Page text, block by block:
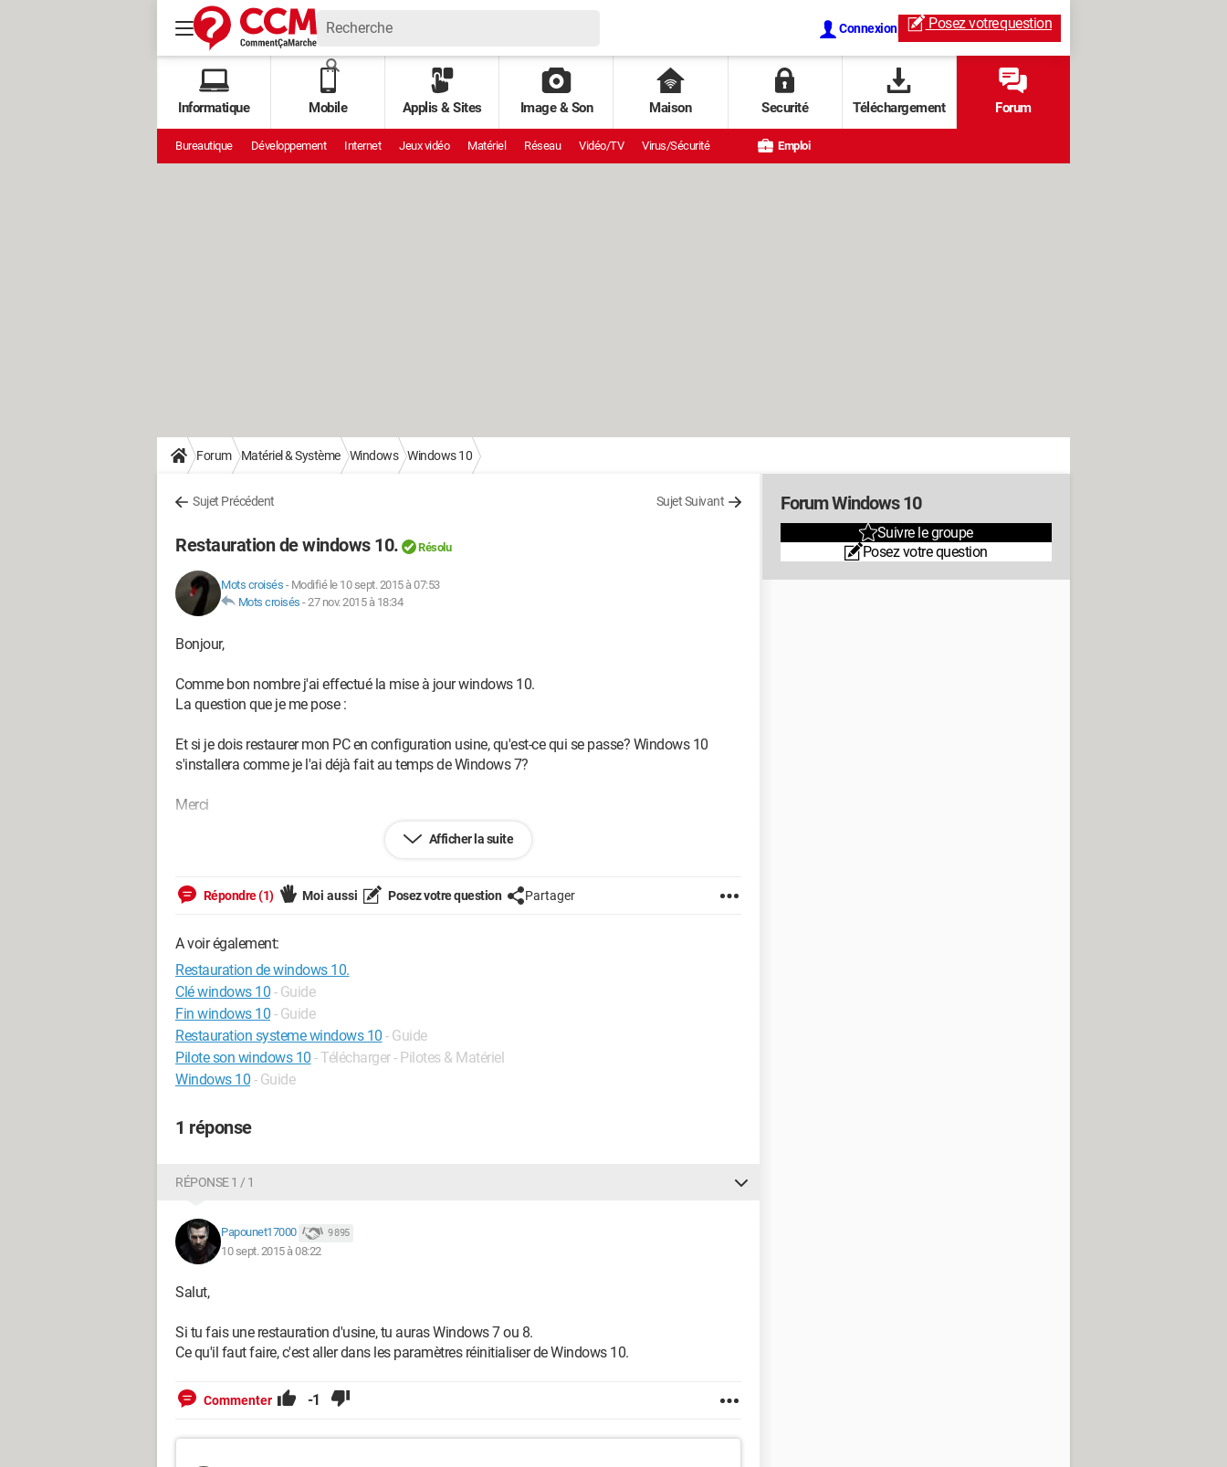
Connexion Posez votrequestion
Informatique Mobile Applis & Sites Image & Son Maison Securité Téléchargement Forum
Bureautique Développement Internet Jeux vidéo Matériel Réseau Vidéo/TV Virus/Sécurité Emploi
Forum Matériel & Système Windows Windows 10
Sujet Précédent Sujet Suivant
Restauration de windows 10. Résolu
Mots croisés - Modifié le 10 sept. 2015 à 07:53
Mots croisés -27 nov. 2015 à 18:34
Bonjour,
Comme bon nombre j'ai effectué la mise à jour windows 10.
La question que je me pose :
Et si je dois restaurer mon PC en configuration usine, qu'est-ce qui se passe? Windows 10
s'installera comme je l'ai déjà fait au temps de Windows 7?
Merci
--
Sans les Helpers notre errance informatique serait sans fin - Mots croisés
Afficher la suite
Répondre (1) Moi aussi Posez votre question Partager
A voir également:
Restauration de windows 10.
Clé windows 10 - Guide
Fin windows 10 - Guide
Restauration systeme windows 10 - Guide
Pilote son windows 10 - Télécharger - Pilotes & Matériel
Windows 10 - Guide
1 réponse
RÉPONSE 1 / 1
Papounet17000 9 895
10 sept. 2015 à 08:22
Salut,
Si tu fais une restauration d'usine, tu auras Windows 7 ou 8.
Ce qu'il faut faire, c'est aller dans les paramètres réinitialiser de Windows 10.
Commenter -1
Forum Windows 10
Suivre le groupe
Posez votre question